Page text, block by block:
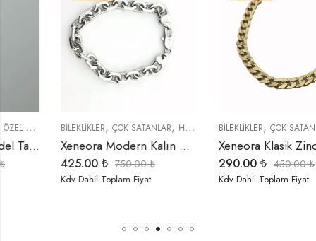
ÜRÜNLER,YENI GELENLER
BİLEKLİKLER ,ÇOK SATANLAR, HEDIYELER ,İNDIRIMLI ÜRÜNLER,TREND
Xeneora Modern Kalın Çelik Bileklik
750.00 ₺
Kdv Dahil Toplam Fiyat
BİLEKLİKLER ,ÇOK SATANLAR, HEDIYELER
Xeneora Klasik Zincir Bileklik
450.00₺
Kdv Dahil Toplam Fiyat